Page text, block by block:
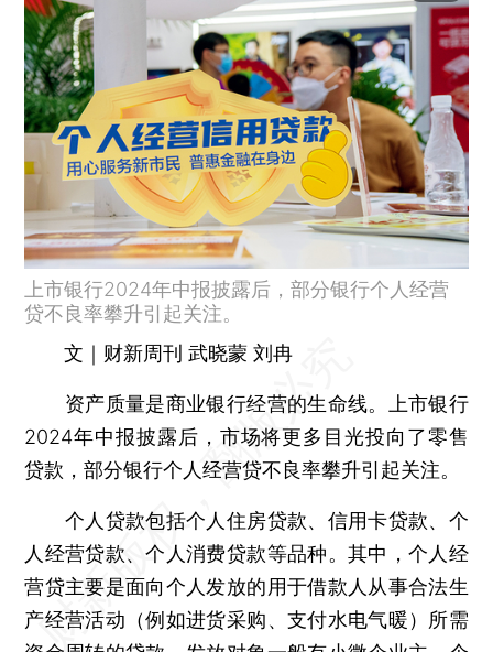
上市银行2024年中报披露后，部分银行个人经营
贷不良率攀升引起关注。
文｜财新周刊 武晓蒙 刘冉
资产质量是商业银行经营的生命线。上市银行
2024年中报披露后，市场将更多目光投向了零售
贷款，部分银行个人经营贷不良率攀升引起关注。
个人贷款包括个人住房贷款、信用卡贷款、个
人经营贷款、个人消费贷款等品种。其中，个人经
营贷主要是面向个人发放的用于借款人从事合法生
产经营活动（例如进货采购、支付水电气暖）所需